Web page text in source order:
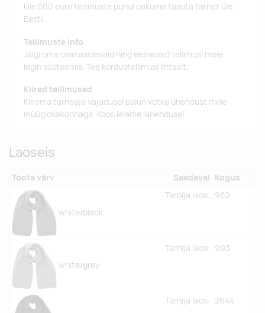
Üle 500 euro tellimuste puhul pakume tasuta tarnet üle
Eesti.
Tellimuste info
Jälgi oma olemasolevaid ning eelnevaid tellimusi meie
login süsteemis. Tee kordustellimusi lihtsalt.
Kiired tellimused
Kiirema tarneaja vajadusel palun võtke ühendust meie
müügiosakonnaga. Koos leiame lahenduse!
Laoseis
Toote värv Saadaval Kogus
white/black
Tarnija laos: 962
white/grey
Tarnija laos: 993
Tarnija laos: 2644